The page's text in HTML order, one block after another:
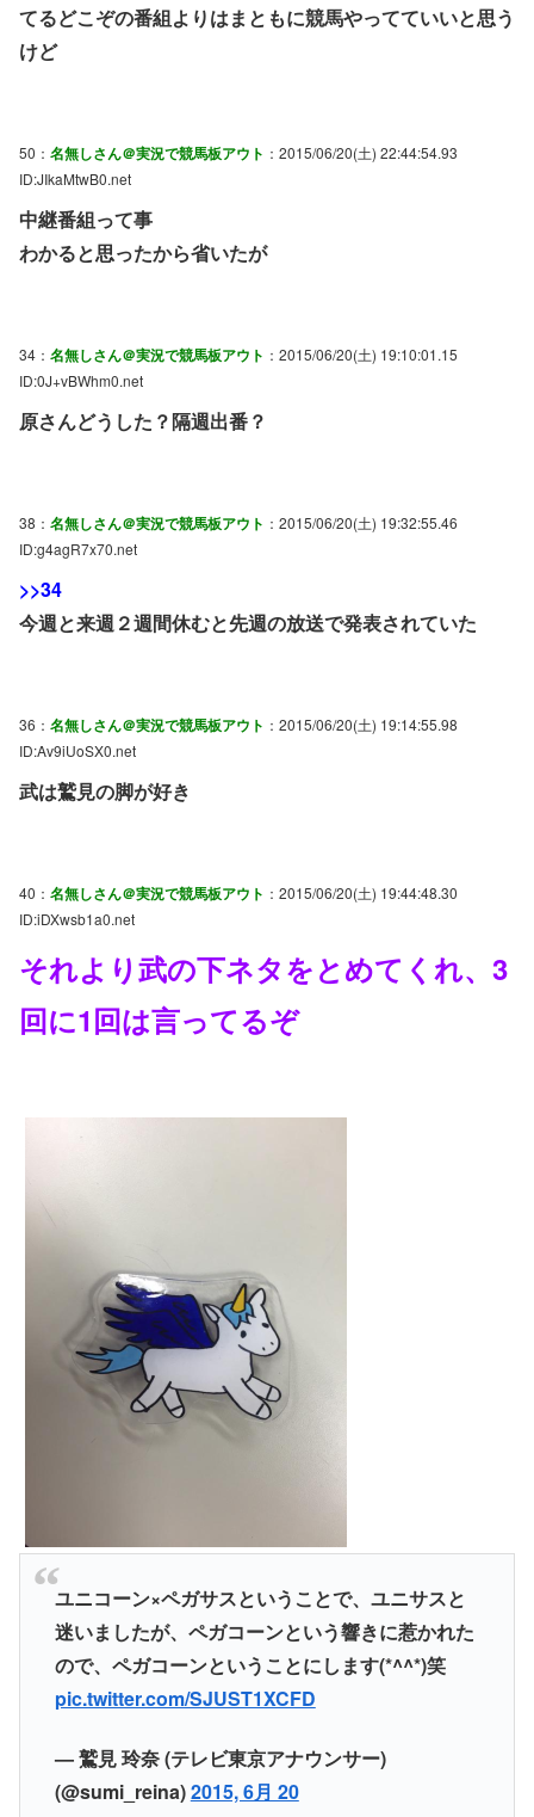
てるどこぞの番組よりはまともに競馬やってていいと思う
けど
50： 名無しさん＠実況で競馬板アウト ：2015/06/20(土) 22:44:54.93
ID:JIkaMtwB0.net
中継番組って事
わかると思ったから省いたが
34： 名無しさん＠実況で競馬板アウト ：2015/06/20(土) 19:10:01.15
ID:0J+vBWhm0.net
原さんどうした？隔週出番？
38： 名無しさん＠実況で競馬板アウト ：2015/06/20(土) 19:32:55.46
ID:g4agR7x70.net
>>34
今週と来週２週間休むと先週の放送で発表されていた
36： 名無しさん＠実況で競馬板アウト ：2015/06/20(土) 19:14:55.98
ID:Av9iUoSX0.net
武は鷲見の脚が好き
40： 名無しさん＠実況で競馬板アウト ：2015/06/20(土) 19:44:48.30
ID:iDXwsb1a0.net
それより武の下ネタをとめてくれ、3
回に1回は言ってるぞ
ユニコーン×ペガサスということで、ユニサスと
迷いましたが、ペガコーンという響きに惹かれた
ので、ペガコーンということにします(*^^*)笑
pic.twitter.com/SJUST1XCFD
— 鷲見 玲奈 (テレビ東京アナウンサー)
(@sumi_reina)2015, 6月 20